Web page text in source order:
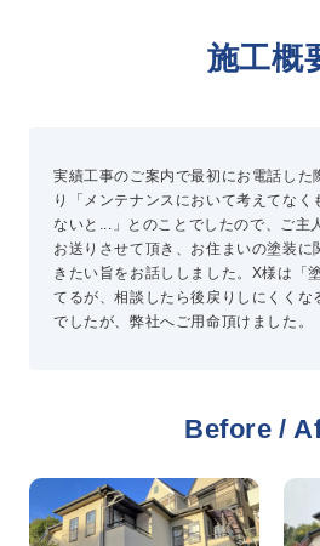
よくある質問
お問い合わせ
資料請求
簡単Web見積もり（無料）
現地診断見積もり（無料）
無料点検
施工パートナー募集
プライバシーポリシー
コミュニティガイドライン
AIポリシー
特定商取引法に基づく表記
施工概
実績工事のご案内で最初にお電話した
り「メンテナンスにおいて考えてなく
ないと...」とのことでしたので、ご主
お送りさせて頂き、お住まいの塗装に
きたい旨をお話ししました。X様は「
てるが、相談したら後戻りしにくくな
でしたが、弊社へご用命頂けました。
Before /